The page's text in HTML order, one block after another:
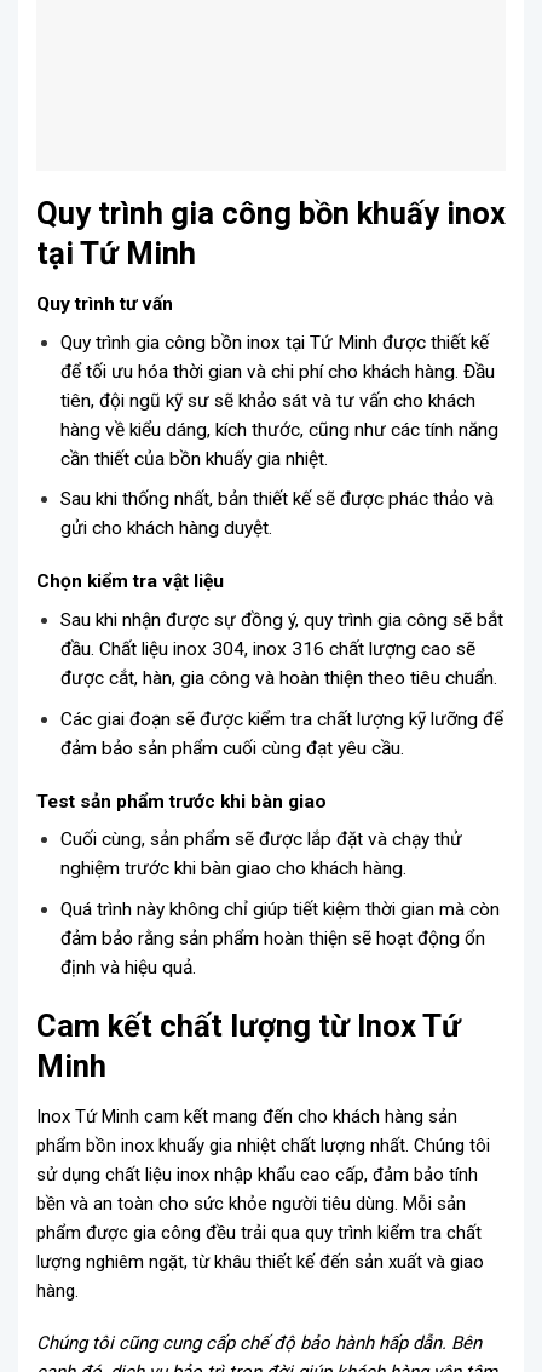
Quy trình gia công bồn khuấy inox
tại Tứ Minh
Quy trình tư vấn
Quy trình gia công bồn inox tại Tứ Minh được thiết kế
để tối ưu hóa thời gian và chi phí cho khách hàng. Đầu
tiên, đội ngũ kỹ sư sẽ khảo sát và tư vấn cho khách
hàng về kiểu dáng, kích thước, cũng như các tính năng
cần thiết của bồn khuấy gia nhiệt.
Sau khi thống nhất, bản thiết kế sẽ được phác thảo và
gửi cho khách hàng duyệt.
Chọn kiểm tra vật liệu
Sau khi nhận được sự đồng ý, quy trình gia công sẽ bắt
đầu. Chất liệu inox 304, inox 316 chất lượng cao sẽ
được cắt, hàn, gia công và hoàn thiện theo tiêu chuẩn.
Các giai đoạn sẽ được kiểm tra chất lượng kỹ lưỡng để
đảm bảo sản phẩm cuối cùng đạt yêu cầu.
Test sản phẩm trước khi bàn giao
Cuối cùng, sản phẩm sẽ được lắp đặt và chạy thử
nghiệm trước khi bàn giao cho khách hàng.
Quá trình này không chỉ giúp tiết kiệm thời gian mà còn
đảm bảo rằng sản phẩm hoàn thiện sẽ hoạt động ổn
định và hiệu quả.
Cam kết chất lượng từ Inox Tứ
Minh
Inox Tứ Minh cam kết mang đến cho khách hàng sản
phẩm bồn inox khuấy gia nhiệt chất lượng nhất. Chúng tôi
sử dụng chất liệu inox nhập khẩu cao cấp, đảm bảo tính
bền và an toàn cho sức khỏe người tiêu dùng. Mỗi sản
phẩm được gia công đều trải qua quy trình kiểm tra chất
lượng nghiêm ngặt, từ khâu thiết kế đến sản xuất và giao
hàng.
Chúng tôi cũng cung cấp chế độ bảo hành hấp dẫn. Bên